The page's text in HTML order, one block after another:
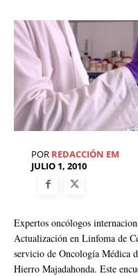
POR REDACCIÓN EM
JULIO 1, 2010
Expertos oncólogos
Actualización en Linfoma de
servicio de Oncología Médica
Hierro Majadahonda. Este